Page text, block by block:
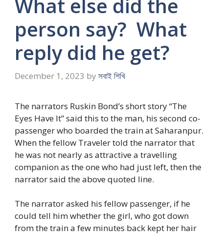
What else did the
person say? What
reply did he get?
December 1, 2023 by সবাই শিখি
The narrators Ruskin Bond’s short story “The
Eyes Have It” said this to the man, his second co-
passenger who boarded the train at Saharanpur.
When the fellow Traveler told the narrator that
he was not nearly as attractive a travelling
companion as the one who had just left, then the
narrator said the above quoted line.
The narrator asked his fellow passenger, if he
could tell him whether the girl, who got down
from the train a few minutes back kept her hair